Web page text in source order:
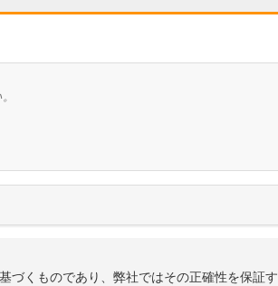
づくものであり、弊社ではその正確性を保証す